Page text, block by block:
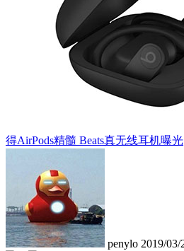
得AirPods精髓 Beats真无线耳机曝光
penylo 2019/03/